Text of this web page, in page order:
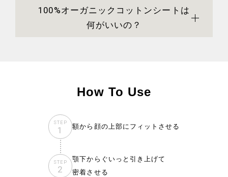
100%オーガニックコットンシートは
何がいいの？
How To Use
STEP
1 額から顔の上部にフィットさせる
STEP
2
顎下からぐいっと引き上げて
密着させる